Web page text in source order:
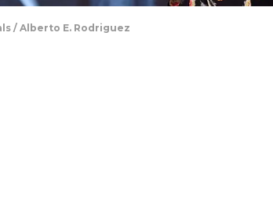
/ Alberto E. Rodriguez